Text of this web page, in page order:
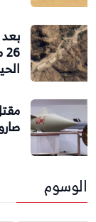
صاروخًا
الوسوم